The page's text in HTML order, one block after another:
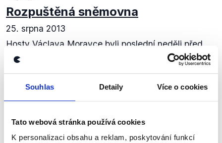
Souhlas Detaily Více o cookies
Tato webová stránka používá cookies
K personalizaci obsahu a reklam, poskytování funkcí
Rozpuštěná sněmovna
25. srpna 2013
Hosty Václava Moravce byli poslední neděli před
rozpuštěním sněmovny - její předsedkyně Miroslava
Němcová (ODS) a místopředseda Lubomír Zaorálek
(ČSSD). Rozhovor byl spíše bilanční, jaké...